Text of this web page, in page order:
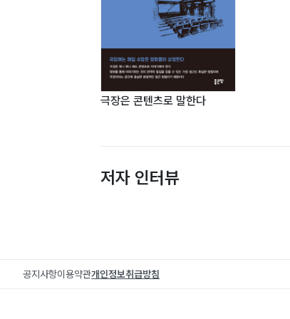
극장은 콘텐츠로 말한다
저자 인터뷰
공지사항이용약관개인정보취급방침